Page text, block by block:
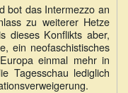
bot das Intermezzo an
zu weiterer Hetze
dieses Konflikts aber,
ein neofaschistisches
einmal mehr in
Tagesschau lediglich